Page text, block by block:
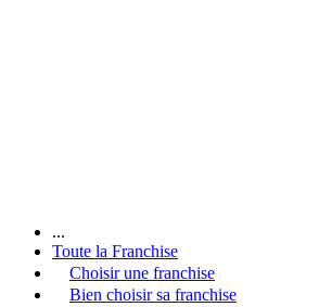
...
Toute la Franchise
Choisir une franchise
Bien choisir sa franchise